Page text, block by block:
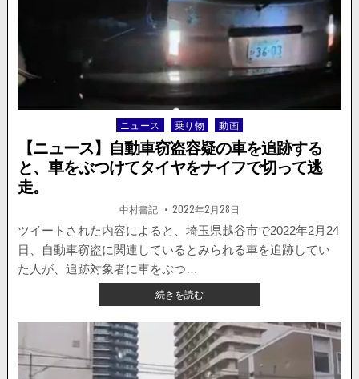
Posted
in
ニュース 乗り物 動画
【ニュース】自動車窃盗容疑の車を追跡する
と、車をぶつけてタイヤをナイフで切って逃
走。
著
者:
中村書記 掲
載
日：
2022年2月28日
ツイートされた内容によると、埼玉県越谷市で2022年2月24
日、自動車窃盗に関連しているとみられる車を追跡してい
た人が、追跡対象者に車をぶつ…
続きを読む【ニ
ュ
ー
ス】
自
動